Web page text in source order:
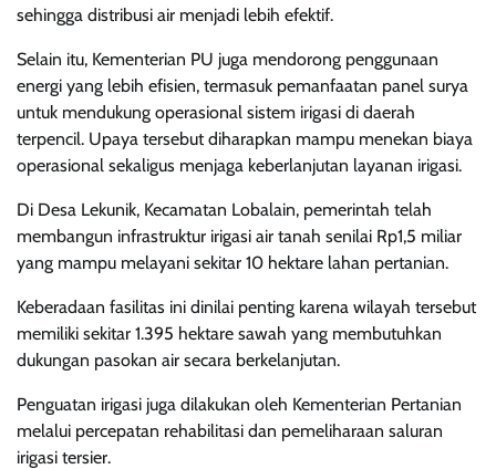
sehingga distribusi air menjadi lebih efektif.
Selain itu, Kementerian PU juga mendorong penggunaan
energi yang lebih efisien, termasuk pemanfaatan panel surya
untuk mendukung operasional sistem irigasi di daerah
terpencil. Upaya tersebut diharapkan mampu menekan biaya
operasional sekaligus menjaga keberlanjutan layanan irigasi.
Di Desa Lekunik, Kecamatan Lobalain, pemerintah telah
membangun infrastruktur irigasi air tanah senilai Rp1,5 miliar
yang mampu melayani sekitar 10 hektare lahan pertanian.
Keberadaan fasilitas ini dinilai penting karena wilayah tersebut
memiliki sekitar 1.395 hektare sawah yang membutuhkan
dukungan pasokan air secara berkelanjutan.
Penguatan irigasi juga dilakukan oleh Kementerian Pertanian
melalui percepatan rehabilitasi dan pemeliharaan saluran
irigasi tersier.